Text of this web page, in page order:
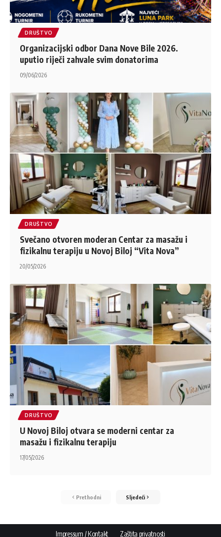
DRUŠTVO
Organizacijski odbor Dana Nove Bile 2026.
uputio riječi zahvale svim donatorima
09/06/2026
DRUŠTVO
Svečano otvoren moderan Centar za masažu i
fizikalnu terapiju u Novoj Biloj “Vita Nova”
20/05/2026
DRUŠTVO
U Novoj Biloj otvara se moderni centar za
masažu i fizikalnu terapiju
17/05/2026
Prethodni Sljedeći
Impressum / Kontakt Zaštita privatnosti